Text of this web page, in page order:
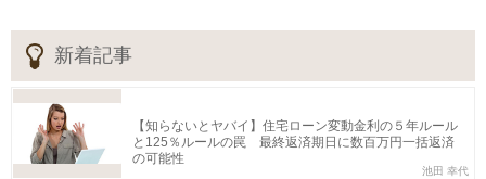
新着記事
【知らないとヤバイ】住宅ローン変動金利の５年ルール
と125％ルールの罠 最終返済期日に数百万円一括返済
の可能性
池田 幸代